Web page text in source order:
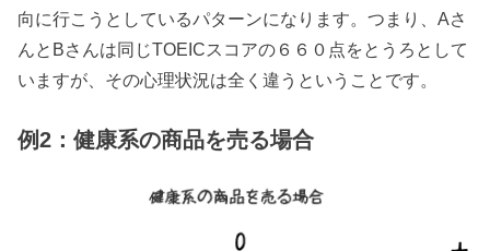
向に行こうとしているパターンになります。つまり、Aさ
んとBさんは同じTOEICスコアの６６０点をとうろとして
いますが、その心理状況は全く違うということです。
例2：健康系の商品を売る場合